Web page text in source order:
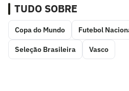
TUDO SOBRE
Copa do Mundo Futebol
Seleção Brasileira Vasco